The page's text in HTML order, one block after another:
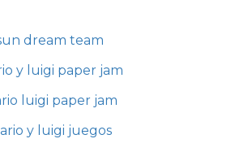
dream team
y luigi paper jam
luigi paper jam
y luigi juegos